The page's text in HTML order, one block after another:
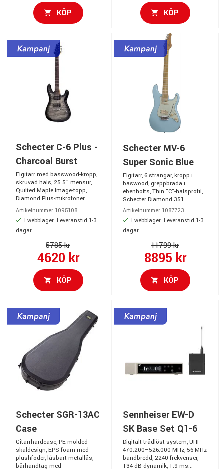
KÖP KÖP
Schecter C-6 Plus -
Charcoal Burst
Elgitarr med basswood-kropp,
skruvad hals, 25.5” mensur,
Quilted Maple Image-topp,
Diamond Plus-mikrofoner
Artikelnummer 1095108
I webblager. Leveranstid 1-3
dagar
5785 kr
4620 kr
KÖP
Schecter MV-6
Super Sonic Blue
Elgitarr, 6 strängar, kropp i
baswood, greppbräda i
ebenholts, Thin "C"-halsprofil,
Schecter Diamond 351...
Artikelnummer 1087723
I webblager. Leveranstid 1-3
dagar
11799 kr
8895 kr
KÖP
Schecter SGR-13AC
Case
Gitarrhardcase, PE-molded
skaldesign, EPS-foam med
plushfoder, låsbart metallås,
bärhandtag med
Sennheiser EW-D
SK Base Set Q1-6
Digitalt trådlöst system, UHF
470.200–526.000 MHz, 56 MHz
bandbredd, 2240 frekvenser,
134 dB dynamik, 1.9 ms...